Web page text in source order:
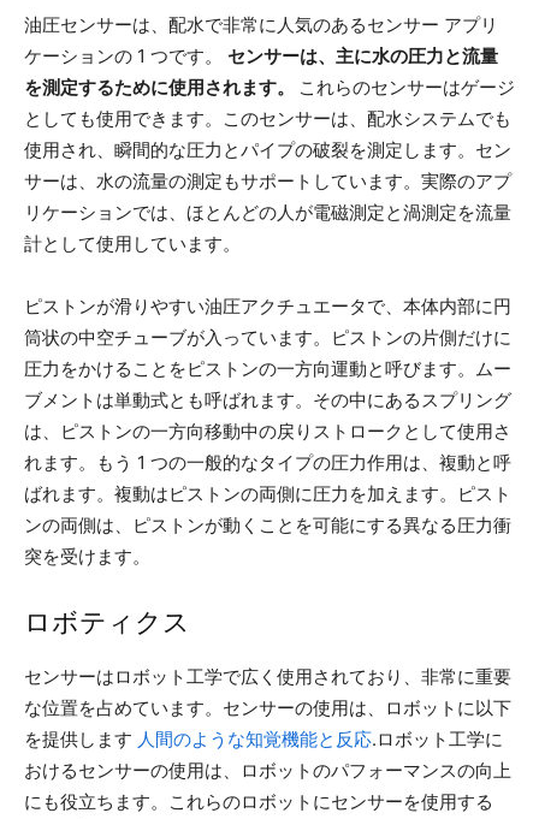
油圧センサーは、配水で非常に人気のあるセンサー アプリ
ケーションの 1 つです。 センサーは、主に水の圧力と流量
を測定するために使用されます。
これらのセンサーはゲージ
としても使用できます。このセンサーは、配水システムでも
使用され、瞬間的な圧力とパイプの破裂を測定します。セン
サーは、水の流量の測定もサポートしています。実際のアプ
リケーションでは、ほとんどの人が電磁測定と渦測定を流量
計として使用しています。
ピストンが滑りやすい油圧アクチュエータで、本体内部に円
筒状の中空チューブが入っています。ピストンの片側だけに
圧力をかけることをピストンの一方向運動と呼びます。ムー
ブメントは単動式とも呼ばれます。その中にあるスプリング
は、ピストンの一方向移動中の戻りストロークとして使用さ
れます。もう 1 つの一般的なタイプの圧力作用は、複動と呼
ばれます。複動はピストンの両側に圧力を加えます。ピスト
ンの両側は、ピストンが動くことを可能にする異なる圧力衝
突を受けます。
ロボティクス
センサーはロボット工学で広く使用されており、非常に重要
な位置を占めています。センサーの使用は、ロボットに以下
を提供します 人間のような知覚機能と反応.ロボット工学に
おけるセンサーの使用は、ロボットのパフォーマンスの向上
にも役立ちます。これらのロボットにセンサーを使用する